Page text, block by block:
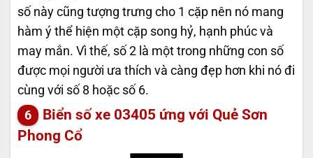
số này cũng tượng trưng cho 1 cặp nên nó mang
hàm ý thể hiện một cặp song hỷ, hạnh phúc và
may mắn. Vì thế, số 2 là một trong những con số
được mọi người ưa thích và càng đẹp hơn khi nó đi
cùng với số 8 hoặc số 6.
Biển số xe 03405 ứng với Quẻ Sơn
Phong Cổ